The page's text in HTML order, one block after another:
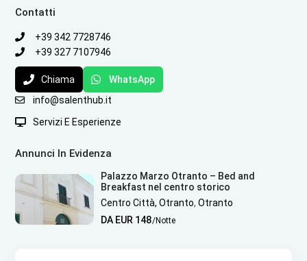
Contatti
+39 342 7728746
+39 327 7107946
Chiama
WhatsApp
info@salenthub.it
Servizi E Esperienze
Annunci In Evidenza
Palazzo Marzo Otranto – Bed and
Breakfast nel centro storico
Centro Città, Otranto, Otranto
DA EUR 148/Notte